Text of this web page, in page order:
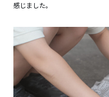
感じました。